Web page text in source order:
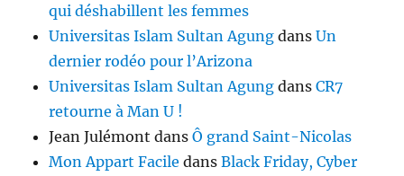
qui déshabillent les femmes
Universitas Islam Sultan Agung dansUn
dernier rodéo pour l’Arizona
Universitas Islam Sultan Agung dansCR7
retourne à Man U !
Jean Julémont dansÔ grand Saint-Nicolas
Mon Appart Facile dansBlack Friday, Cyber